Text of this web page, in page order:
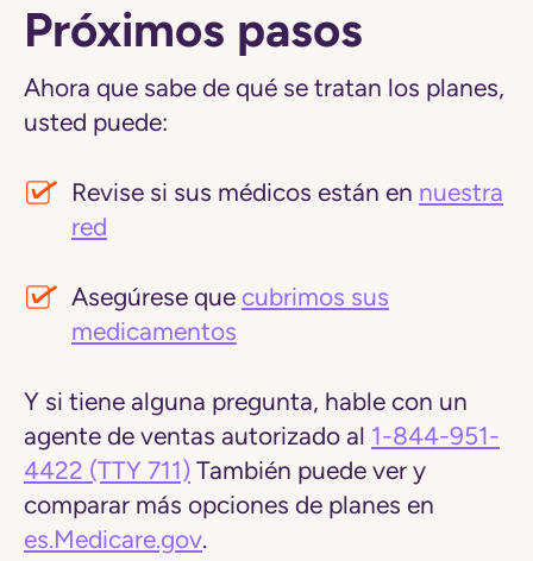
Próximos pasos
Ahora que sabe de qué se tratan los planes,
usted puede:
Revise si sus médicos están en nuestra
red
Asegúrese que cubrimos sus
medicamentos
Y si tiene alguna pregunta, hable con un
agente de ventas autorizado al 1-844-951-
4422 (TTY 711) También puede ver y
comparar más opciones de planes en
es.Medicare.gov.